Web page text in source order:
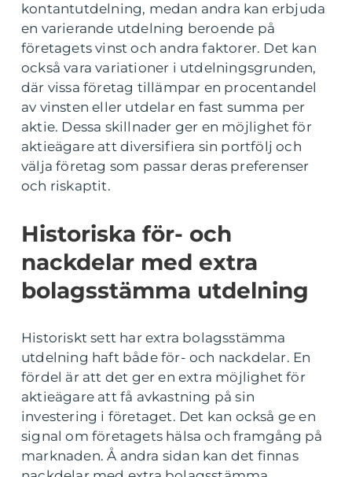
kontantutdelning, medan andra kan erbjuda
en varierande utdelning beroende på
företagets vinst och andra faktorer. Det kan
också vara variationer i utdelningsgrunden,
där vissa företag tillämpar en procentandel
av vinsten eller utdelar en fast summa per
aktie. Dessa skillnader ger en möjlighet för
aktieägare att diversifiera sin portfölj och
välja företag som passar deras preferenser
och riskaptit.
Historiska för- och
nackdelar med extra
bolagsstämma utdelning
Historiskt sett har extra bolagsstämma
utdelning haft både för- och nackdelar. En
fördel är att det ger en extra möjlighet för
aktieägare att få avkastning på sin
investering i företaget. Det kan också ge en
signal om företagets hälsa och framgång på
marknaden. Å andra sidan kan det finnas